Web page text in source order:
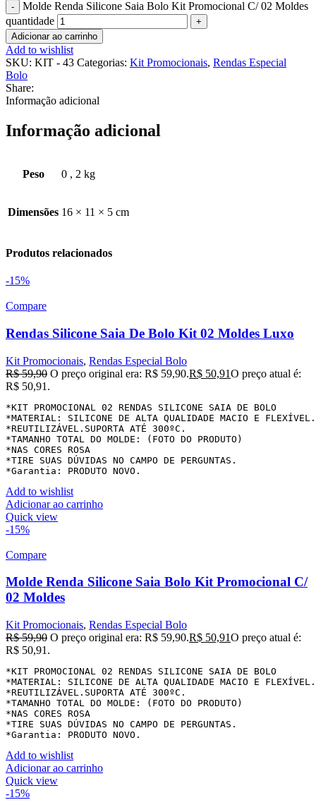
Molde Renda Silicone Saia Bolo Kit Promocional C/ 02 Moldes
quantidade
Adicionar ao carrinho
Add to wishlist
SKU: KIT - 43 Categorias: Kit Promocionais, Rendas Especial
Bolo
Share:
Informação adicional
Informação adicional
Peso 0 , 2 kg
Dimensões 16 × 11 × 5 cm
Produtos relacionados
-15%
Compare
Rendas Silicone Saia De Bolo Kit 02 Moldes Luxo
Kit Promocionais, Rendas Especial Bolo
R$59,90 O preço original era: R$ 59,90.R$ 50,91O preço atual é:
R$ 50,91.
*KIT PROMOCIONAL 02 RENDAS SILICONE SAIA DE BOLO
*MATERIAL: SILICONE DE ALTA QUALIDADE MACIO E FLEXÍVEL.
*REUTILIZÁVEL.SUPORTA ATÉ 300ºC.
*TAMANHO TOTAL DO MOLDE: (FOTO DO PRODUTO)
*NAS CORES ROSA
*TIRE SUAS DÚVIDAS NO CAMPO DE PERGUNTAS.
*Garantia: PRODUTO NOVO.
Add to wishlist
Adicionar ao carrinho
Quick view
-15%
Compare
Molde Renda Silicone Saia Bolo Kit Promocional C/
02 Moldes
Kit Promocionais, Rendas Especial Bolo
R$59,90 O preço original era: R$ 59,90.R$ 50,91O preço atual é:
R$ 50,91.
*KIT PROMOCIONAL 02 RENDAS SILICONE SAIA DE BOLO
*MATERIAL: SILICONE DE ALTA QUALIDADE MACIO E FLEXÍVEL.
*REUTILIZÁVEL.SUPORTA ATÉ 300ºC.
*TAMANHO TOTAL DO MOLDE: (FOTO DO PRODUTO)
*NAS CORES ROSA
*TIRE SUAS DÚVIDAS NO CAMPO DE PERGUNTAS.
*Garantia: PRODUTO NOVO.
Add to wishlist
Adicionar ao carrinho
Quick view
-15%